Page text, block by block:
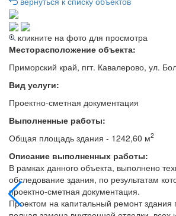
кликните на фото для просмотра
Месторасположение объекта:
Приморский край, пгт. Кавалерово, ул.
Вид услуги:
Проектно-сметная документация
Выполненные работы:
Общая площадь здания - 1242,60 м2
Описание выполненных работы:
В рамках данного объекта, выполнено
обследование здания, по результатам
проектно-сметная документация.
Проектом на капитальный ремонт здания